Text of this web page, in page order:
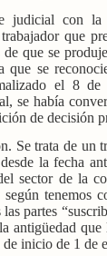
con la
que
que se
que se
el 8
se había
de decisión
Se trata de un
la fecha
sector de la
tenemos
partes
antigüedad que
inicio de 1 de